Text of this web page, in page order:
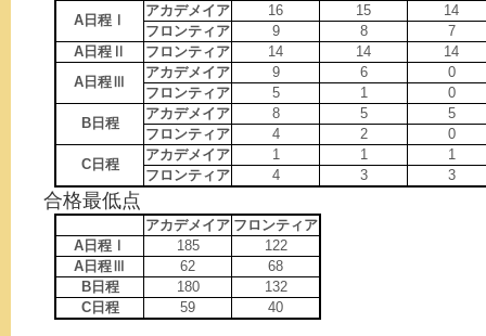
A日程Ⅰ
アカデメイア 16 15
14
フロンティア
9 8
7
A日程Ⅱ
フロンティア 14 14
14
A日程Ⅲ
アカデメイア 9 6
0
フロンティア
5 1
0
B日程
アカデメイア 8 5
5
フロンティア
4 2
0
C日程
アカデメイア 1 1
1
フロンティア
4 3 3
合格最低点
アカデメイア フロンティア
A日程Ⅰ
185
122
A日程Ⅲ
62
68
B日程
180
132
C日程
59 40